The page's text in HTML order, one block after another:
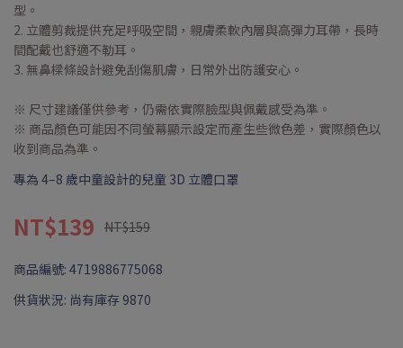
型。
2. 立體剪裁提供充足呼吸空間，親膚柔軟內層與高彈力耳帶，長時
間配戴也舒適不勒耳。
3. 無鼻樑條設計避免刮傷肌膚，日常外出防護安心。
※ 尺寸建議僅供參考，仍需依實際臉型與佩戴感受為準。
※ 商品顏色可能因不同螢幕顯示設定而產生些微色差，實際顏色以
收到商品為準。
專為 4–8 歲中童設計的兒童 3D 立體口罩
NT$139 NT$159
商品編號: 4719886775068
供貨狀況: 尚有庫存 9870